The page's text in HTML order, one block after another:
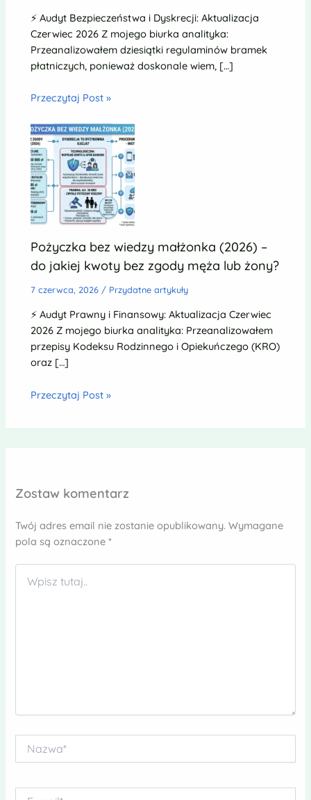
⚡ Audyt Bezpieczeństwa i Dyskrecji: Aktualizacja
Czerwiec 2026 Z mojego biurka analityka:
Przeanalizowałem dziesiątki regulaminów bramek
płatniczych, ponieważ doskonale wiem, […]
Przeczytaj Post »
Pożyczka bez wiedzy małżonka (2026) –
do jakiej kwoty bez zgody męża lub żony?
7 czerwca, 2026 / Przydatne artykuły
⚡ Audyt Prawny i Finansowy: Aktualizacja Czerwiec
2026 Z mojego biurka analityka: Przeanalizowałem
przepisy Kodeksu Rodzinnego i Opiekuńczego (KRO)
oraz […]
Przeczytaj Post »
Zostaw komentarz
Twój adres email nie zostanie opublikowany. Wymagane
pola są oznaczone*
tutaj..